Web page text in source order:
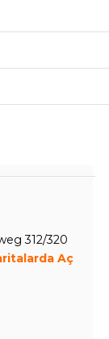
312/320
Aç